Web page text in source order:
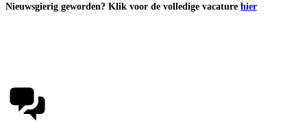
Nieuwsgierig geworden? Klik voor de volledige vacature hier